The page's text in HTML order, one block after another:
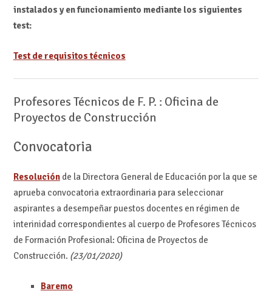
instalados y en funcionamiento mediante los siguientes
test:
Test de requisitos técnicos
Profesores Técnicos de F. P. : Oficina de
Proyectos de Construcción
Convocatoria
Resoluciónde la Directora General de Educación por la que se
aprueba convocatoria extraordinaria para seleccionar
aspirantes a desempeñar puestos docentes en régimen de
interinidad correspondientes al cuerpo de Profesores Técnicos
de Formación Profesional: Oficina de Proyectos de
Construcción. (23/01/2020)
Baremo